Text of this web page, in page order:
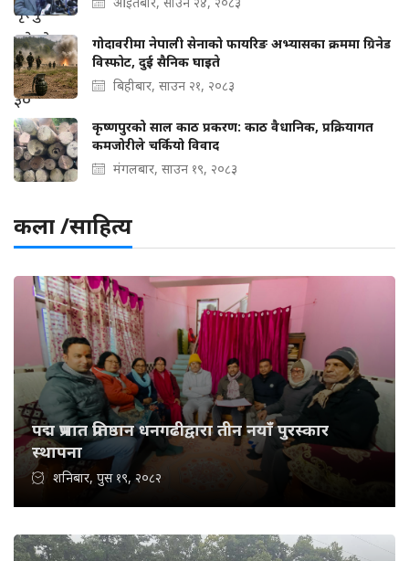
गोदावरीमा नेपाली सेनाको फायरिङ अभ्यासका क्रममा ग्रिनेड
विस्फोट, दुई सैनिक घाइते
बिहीबार, साउन २१, २०८३
कृष्णपुरको साल काठ प्रकरण: काठ वैधानिक, प्रक्रियागत
कमजोरीले चर्कियो विवाद
मंगलबार, साउन १९, २०८३
कला /साहित्य
पद्म प्रभात प्रतिष्ठान धनगढीद्वारा तीन नयाँ पुरस्कार
स्थापना
शनिबार, पुस १९, २०८२